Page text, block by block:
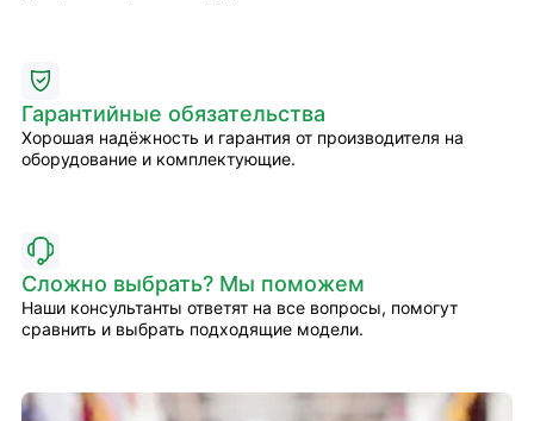
Гарантийные обязательства
Хорошая надёжность и гарантия от производителя на
оборудование и комплектующие.
Сложно выбрать? Мы поможем
Наши консультанты ответят на все вопросы, помогут
сравнить и выбрать подходящие модели.